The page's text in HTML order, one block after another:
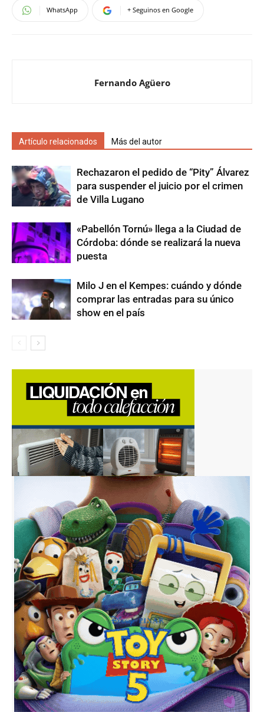
WhatsApp + Seguinos en Google
Fernando Agüero
Artículo relacionados Más del autor
Rechazaron el pedido de “Pity” Álvarez
para suspender el juicio por el crimen
de Villa Lugano
«Pabellón Tornú» llega a la Ciudad de
Córdoba: dónde se realizará la nueva
puesta
Milo J en el Kempes: cuándo y dónde
comprar las entradas para su único
show en el país